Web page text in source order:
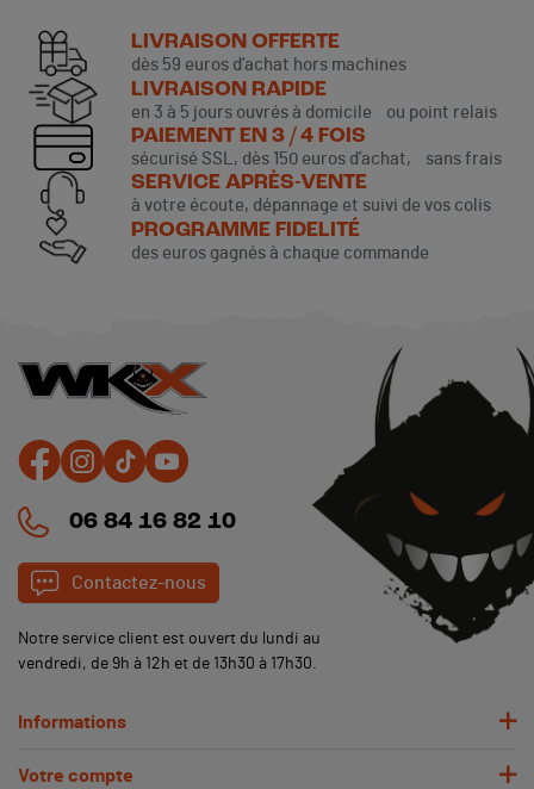
LIVRAISON OFFERTE
dès 59 euros d’achat hors machines
LIVRAISON RAPIDE
en 3 à 5 jours ouvrés à domicile ou point relais
PAIEMENT EN 3 / 4 FOIS
sécurisé SSL, dès 150 euros d’achat, sans frais
SERVICE APRÈS-VENTE
à votre écoute, dépannage et suivi de vos colis
PROGRAMME FIDELITÉ
des euros gagnés à chaque commande
06 84 16 82 10
Contactez-nous
Notre service client est ouvert du lundi au
vendredi, de 9h à 12h et de 13h30 à 17h30.
Informations
Votre compte